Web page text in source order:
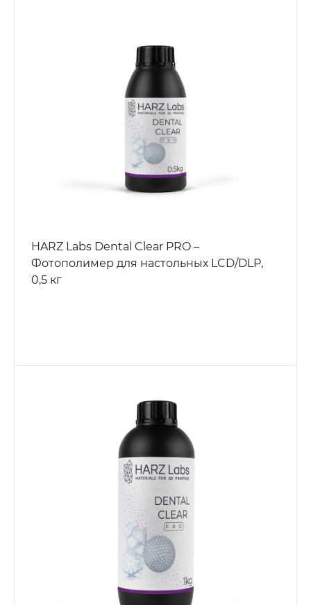
HARZ Labs Dental Clear PRO –
Фотополимер для настольных LCD/DLP,
0,5 кг